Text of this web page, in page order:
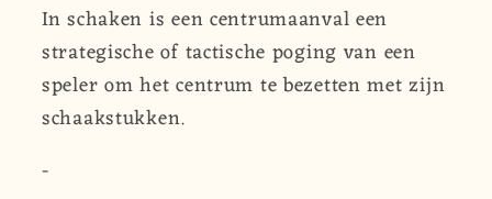
In schaken is een centrumaanval een
strategische of tactische poging van een
speler om het centrum te bezetten met zijn
schaakstukken.
-